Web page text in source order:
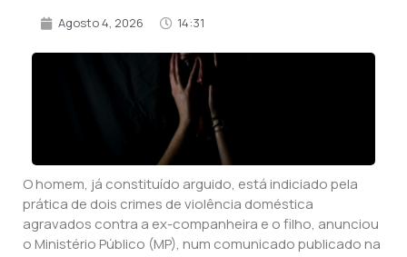
Agosto 4, 2026 14:31
O homem, já constituído arguido, está indiciado pela
prática de dois crimes de violência doméstica
agravados contra a ex-companheira e o filho, anunciou
o Ministério Público (MP), num comunicado publicado na